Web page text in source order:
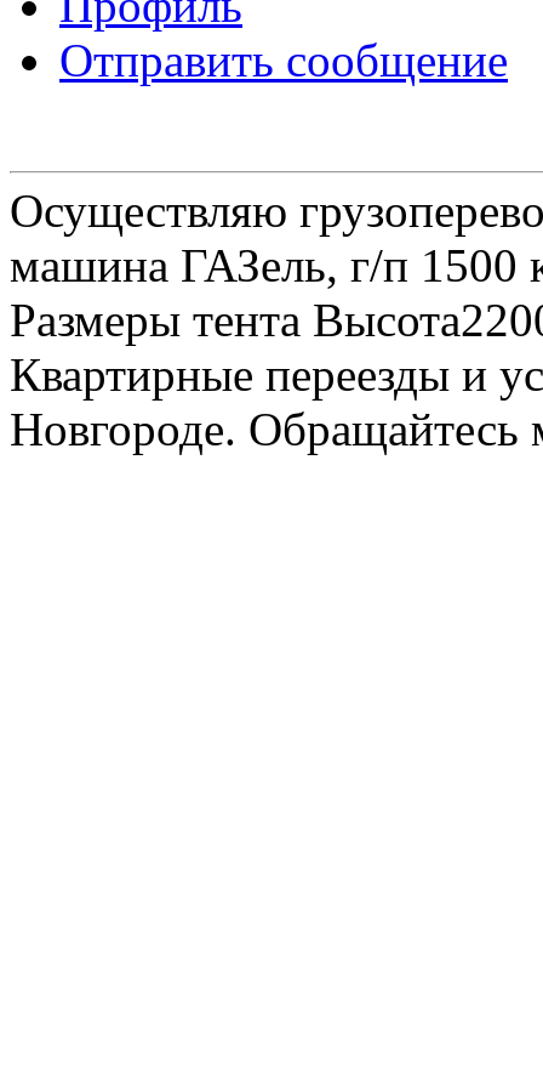
Отправить сообщение
Осуществляю
машина ГАЗель, г/п 1500
Размеры тента
Квартирные переезды и
Новгороде.